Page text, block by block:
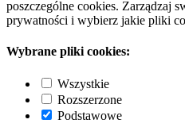
poszczególne cookies. Zarządzaj
prywatności i wybierz jakie pliki
Wybrane pliki cookies:
Wszystkie
Rozszerzone
Podstawowe